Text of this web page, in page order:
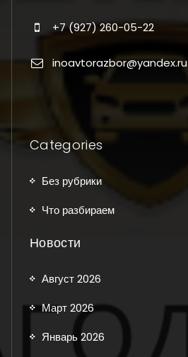
+7 (927) 260-05-22
inoavtorazbor@yandex.ru
Categories
Без рубрики
Что разбираем
Новости
Август 2026
Март 2026
Январь 2026